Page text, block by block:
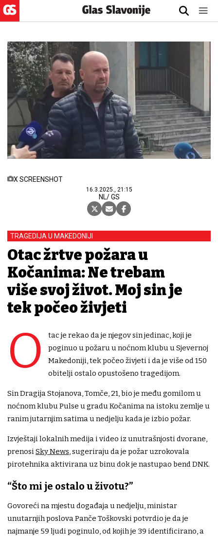
X SCREENSHOT
16.3.2025., 21:15
NL/ GS
TRAGEDIJA U MAKEDONIJI
Otac žrtve požara u
Kočanima: Ne trebam
više svoj život. Moj sin je
tek počeo živjeti
O
tac je rekao da je njegov sin jedinac, koji je
poginuo u požaru u noćnom klubu u Sjevernoj
Makedoniji, tek počeo živjeti i da je više od 150
obitelji ostalo opustošeno tragedijom.
Sin Dragija Stojanova, Tomče, 21, bio je među gomilom u
noćnom klubu Pulse u gradu Kočanima na istoku zemlje u
ranim jutarnjim satima u nedjelju kada je izbio požar.
Izvještaji lokalnih medija i video iz unutrašnjosti dvorane,
prenosiSky News, sugeriraju da je požar uzrokovala
pirotehnika aktivirana uz binu dok je nastupao bend DNK.
“Što mi je ostalo u životu?”
Govoreći na mjestu događaja u nedjelju, ministar
unutarnjih poslova Panče Toškovski potvrdio je da je
najmanje 59 ljudi poginulo, od kojih je 39 identificirano, a